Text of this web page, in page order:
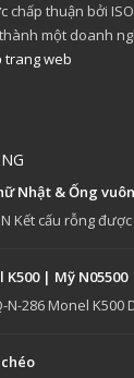
thuận bởi
một doanh
trang web
Nhật & Ống
Kết cấu rỗng
| Mỹ N05500
N-286 Monel K500